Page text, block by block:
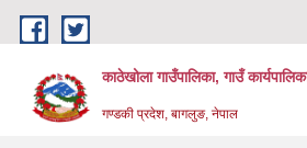
Skip to main content
काठेखोला गाउँपालिका, गाउँ
गण्डकी प्रदेश, बागलुङ, नेपाल